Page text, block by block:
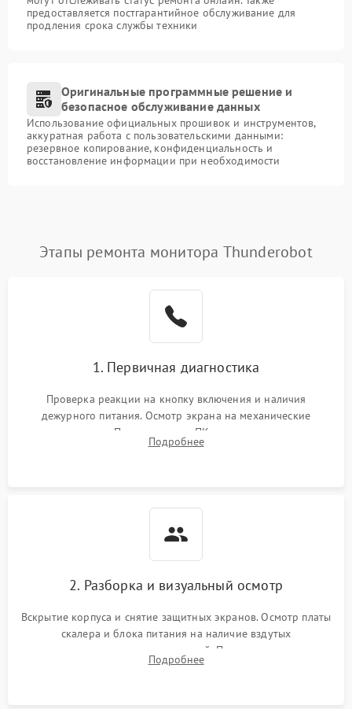
предоставляется постгарантийное обслуживание для
продления срока службы техники
Оригинальные программные решение и
безопасное обслуживание данных
Использование официальных прошивок и инструментов,
аккуратная работа с пользовательскими данными:
резервное копирование, конфиденциальность и
восстановление информации при необходимости
Этапы ремонта монитора Thunderobot
1. Первичная диагностика
Проверка реакции на кнопку включения и наличия
дежурного питания. Осмотр экрана на механические
повреждения. Подключение к ПК для оценки вывода
изображения, работы подсветки и выявления артефактов на
Подробнее
2. Разборка и визуальный осмотр
Вскрытие корпуса и снятие защитных экранов. Осмотр платы
скалера и блока питания на наличие вздутых
конденсаторов, прогаров, окислений. Проверка надежности
контактов и целостности шлейфов матрицы.
Подробнее